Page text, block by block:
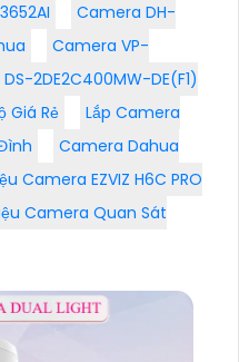
Camera DH-
Camera VP-
2DE2C400MW-DE(F1)
Giá Rẻ
Lắp Camera
Camera Dahua
Camera EZVIZ H6C PRO
Camera Quan Sát